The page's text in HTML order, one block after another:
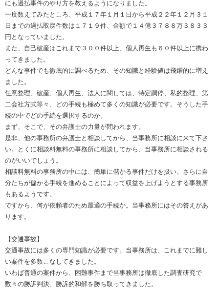
にも過払事件のやり方を教えるようになりました。
一度数えてみたところ、平成１７年１月１日から平成２２年１２月３１
日までの過払取戻件数は１７１９件、金額で１４億３７８８万３８３３
円となっていました。
また、自己破産はこれまで３００件以上、個人再生も６０件以上に携わ
ってきました。
どんな事件でも徹底的に調べるため、その知識と経験値は飛躍的に増え
ました。
任意整理、破産、個人再生、法人に関しては、特定調停、私的整理、第
二会社方式等々、どの手続も極めて多くの知識が必要です。そうした手
続の中でどの手続を選択するのか。
まず、そこで、その弁護士の力量が問われます。
是非、他の事務所の弁護士と相談してから、当事務所に相談に来て下さ
い。とくに相談料無料の事務所に相談してから、当事務所に相談される
のがいいでしょう。
相談料無料の事務所の中には、簡単に儲かる事件だけを扱い、さらに自
分たちが儲かる手続を進めることによって収益を上げようとする事務所
もあるようです。
ですから、何が依頼者のため最適の手続か。当事務所にはその答えがあ
ります。
【交通事故】
交通事故には多くの専門知識が必要です。当事務所は、これまでに難し
い案件を多数こなしてきました。
いわば普通の案件から、困難事件まで当事務所は徹底した調査研究で
数々の勝訴判決、勝訴的和解を勝ち取ってきました。